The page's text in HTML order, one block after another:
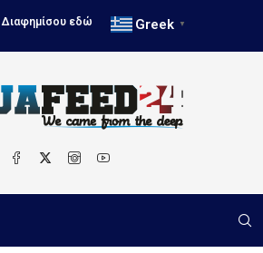
Διαφημίσου εδώ Greek ▼